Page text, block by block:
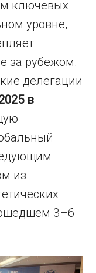
ключевых
уровне,
за рубежом.
делегации
в
из
3–6